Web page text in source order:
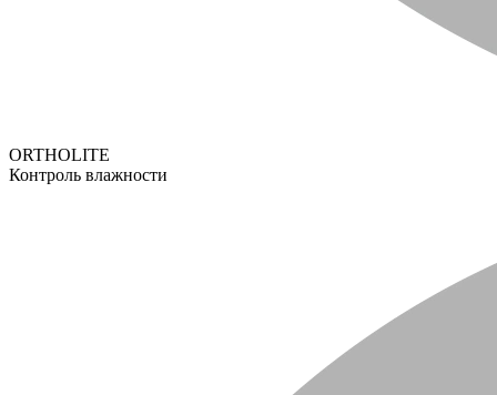
ORTHOLITE
Контроль влажности